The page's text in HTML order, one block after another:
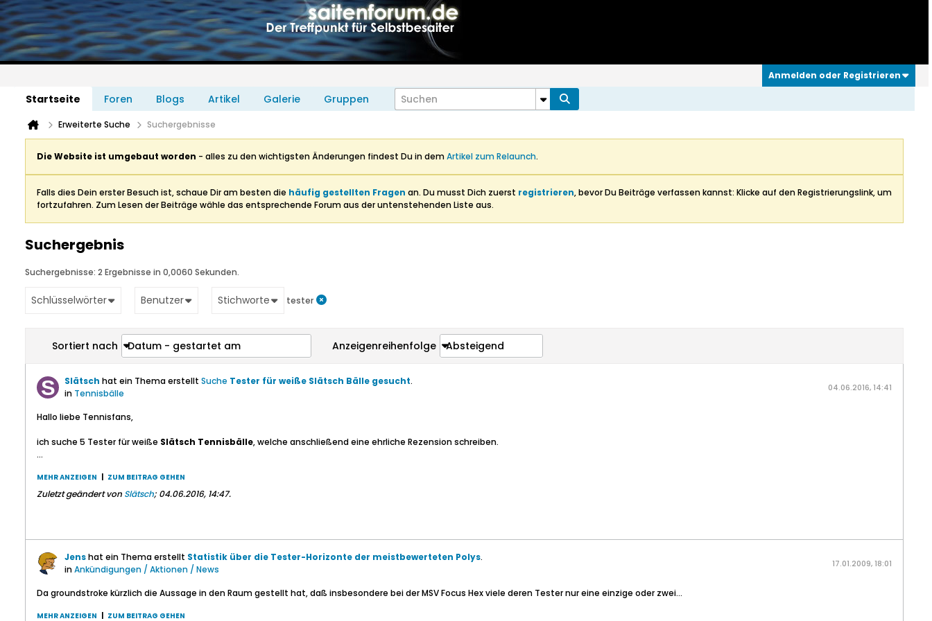
Anmelden oder Registrieren
Startseite Foren Blogs Artikel Galerie Gruppen
Erweiterte Suche Suchergebnisse
Die Website ist umgebaut worden - alles zu den wichtigsten Änderungen findest Du in demArtikel zum Relaunch.
Falls dies Dein erster Besuch ist, schaue Dir am besten die häufig gestellten Fragen an. Du musst Dich zuerst registrieren, bevor Du Beiträge verfassen kannst: Klicke auf den Registrierungslink, um
fortzufahren. Zum Lesen der Beiträge wähle das entsprechende Forum aus der untenstehenden Liste aus.
Suchergebnis
Suchergebnisse: 2 Ergebnisse in 0,0060 Sekunden.
Schlüsselwörter Benutzer Stichworte tester
Sortiert nach Datum - gestartet am Anzeigenreihenfolge Absteigend
Slätsch hat ein Thema erstellt Suche Tester für weiße Slätsch Bälle gesucht.
in Tennisbälle 04.06.2016, 14:41
Hallo liebe Tennisfans,
ich suche 5 Tester für weiße Slätsch Tennisbälle, welche anschließend eine ehrliche Rezension schreiben.
...
MEHR ANZEIGEN ZUM BEITRAG GEHEN
Zuletzt geändert von Slätsch; 04.06.2016, 14:47.
Jenshat ein Thema erstellt Statistik über die Tester-Horizonte der meistbewerteten Polys.
inAnkündigungen / Aktionen / News 17.01.2009, 18:01
Da groundstroke kürzlich die Aussage in den Raum gestellt hat, daß insbesondere bei der MSV Focus Hex viele deren Tester nur eine einzige oder zwei...
MEHR ANZEIGEN ZUM BEITRAG GEHEN